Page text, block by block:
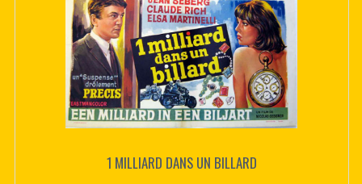
1 MILLIARD DANS UN BILLARD